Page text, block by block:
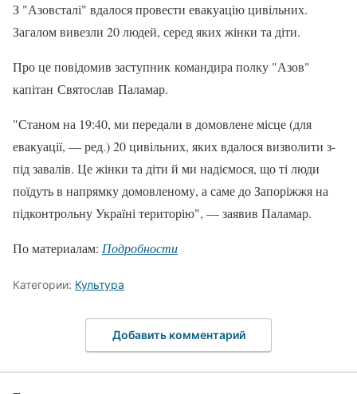
З "Азовсталі" вдалося провести евакуацію цивільних.
Загалом вивезли 20 людей, серед яких жінки та діти.
Про це повідомив заступник командира полку "Азов"
капітан Святослав Паламар.
"Станом на 19:40, ми передали в домовлене місце (для
евакуації, — ред.) 20 цивільних, яких вдалося визволити з-
під завалів. Це жінки та діти й ми надіємося, що ті люди
поїдуть в напрямку домовленому, а саме до Запоріжжя на
підконтрольну Україні територію", — заявив Паламар.
По материалам: Подробности
Категории: Культура
Добавить комментарий